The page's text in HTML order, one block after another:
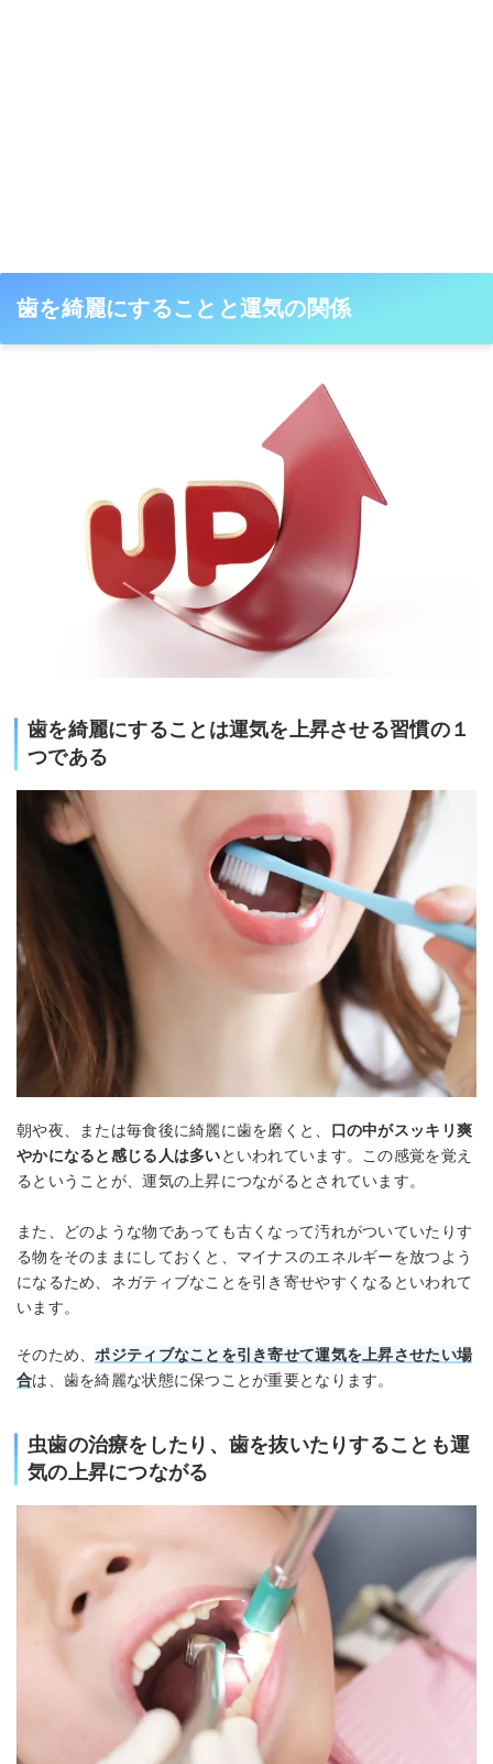
歯を綺麗にすることと運気の関係
歯を綺麗にすることは運気を上昇させる習慣の１
つである
朝や夜、または毎食後に綺麗に歯を磨くと、 口の中がスッキリ爽
やかになると感じる人は多いといわれています。この感覚を覚え
るということが、運気の上昇につながるとされています。
また、どのような物であっても古くなって汚れがついていたりす
る物をそのままにしておくと、マイナスのエネルギーを放つよう
になるため、ネガティブなことを引き寄せやすくなるといわれて
います。
そのため、 ポジティブなことを引き寄せて運気を上昇させたい場
合は、歯を綺麗な状態に保つことが重要となります。
虫歯の治療をしたり、歯を抜いたりすることも運
気の上昇につながる